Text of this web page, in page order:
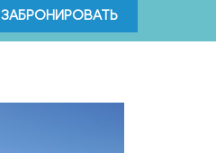
ЗАБРОНИРОВАТЬ